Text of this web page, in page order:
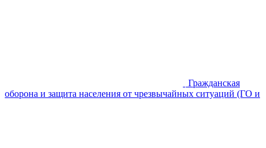
Гражданская
оборона и защита населения от чрезвычайных ситуаций (ГО и